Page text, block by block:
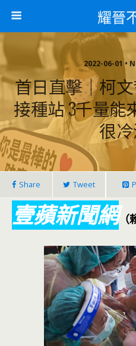
耀晉
2022-06-01 •
首日直擊｜柯
接種站 3千量能
很冷
Share Tweet
壹蘋新聞網（